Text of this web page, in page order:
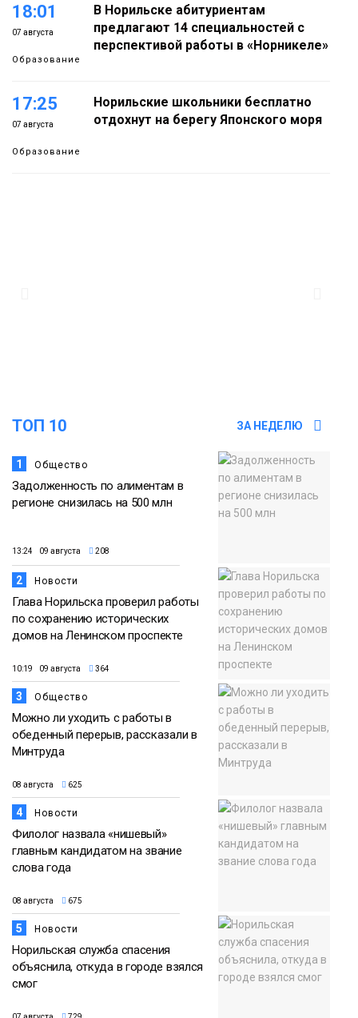
18:01
07 августа
Образование
В Норильске абитуриентам
предлагают 14 специальностей с
перспективой работы в «Норникеле»
17:25
07 августа
Образование
Норильские школьники бесплатно
отдохнут на берегу Японского моря
Спорт
ТОП 10 ЗА НЕДЕЛЮ
1 Общество
Задолженность по алиментам в
регионе снизилась на 500 млн
13:24 09 августа 208
2 Новости
Глава Норильска проверил работы
по сохранению исторических
домов на Ленинском проспекте
10:19 09 августа 364
3 Общество
Можно ли уходить с работы в
обеденный перерыв, рассказали в
Минтруда
08 августа 625
4 Новости
Филолог назвала «нишевый»
главным кандидатом на звание
слова года
08 августа 675
5 Новости
Норильская служба спасения
объяснила, откуда в городе взялся
смог